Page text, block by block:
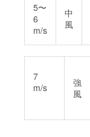
5〜
6
m/s
中
風
7
m/s
強
風